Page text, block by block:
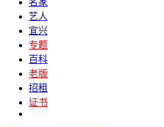
艺人
宜兴
专题
百科
老版
招租
证书